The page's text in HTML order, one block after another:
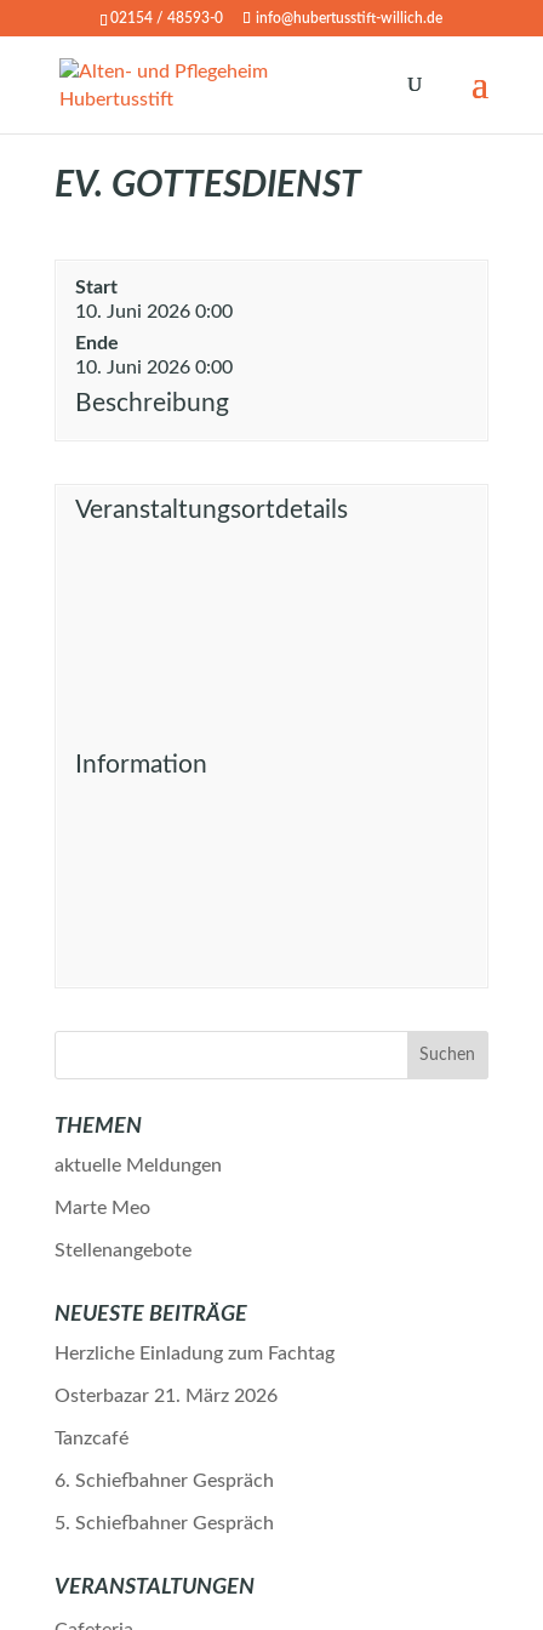
02154 / 48593-0 info@hubertusstift-willich.de
EV. GOTTESDIENST
Start
10. Juni 2026 0:00
Ende
10. Juni 2026 0:00
Beschreibung
Veranstaltungsortdetails
Information
THEMEN
aktuelle Meldungen
Marte Meo
Stellenangebote
NEUESTE BEITRÄGE
Herzliche Einladung zum Fachtag
Osterbazar 21. März 2026
Tanzcafé
6. Schiefbahner Gespräch
5. Schiefbahner Gespräch
VERANSTALTUNGEN